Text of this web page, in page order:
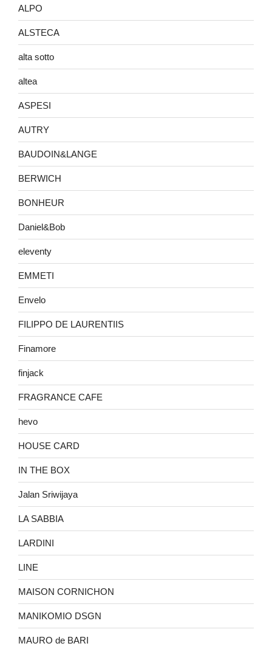
ALPO
ALSTECA
alta sotto
altea
ASPESI
AUTRY
BAUDOIN&LANGE
BERWICH
BONHEUR
Daniel&Bob
eleventy
EMMETI
Envelo
FILIPPO DE LAURENTIIS
Finamore
finjack
FRAGRANCE CAFE
hevo
HOUSE CARD
IN THE BOX
Jalan Sriwijaya
LA SABBIA
LARDINI
LINE
MAISON CORNICHON
MANIKOMIO DSGN
MAURO de BARI